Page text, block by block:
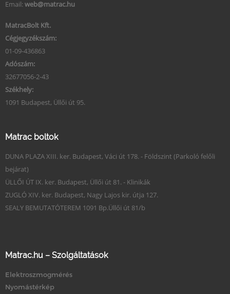
Email: web@matrac.hu
MatracBolt Kft.
Cégjegyzékszám:
01-09-436863
Adószám:
32677056-2-43
Székhely:
1091 Budapest, Üllői út 95.
Matrac boltok
DUNA PLAZA XIII. ker. Budapest, Váci út 178. - Földszint (Parkoló felőli
bejárat)
ÜLLŐI ÚT IX. ker. Budapest, Üllői út 81. - Klinikák
ZUGLÓ XIV. ker. Budapest, Nagy Lajos kir. útja 127.
SEALY BEMUTATÓTEREM 1091 Bp.Üllői út 81/b
Matrac.hu – Szolgáltatások
Elektroszmogmérés
Nyomástérkép